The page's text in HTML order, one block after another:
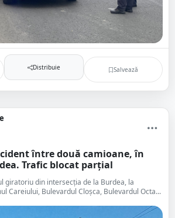
Distribuie Salvează
între două camioane, în
Trafic blocat parțial
giratoriu din intersecția de la Burdea, la
Careiului, Bulevardul Cloșca, Bulevardul Octa...